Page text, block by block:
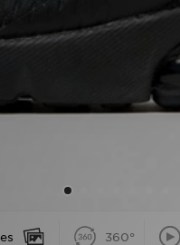
360°